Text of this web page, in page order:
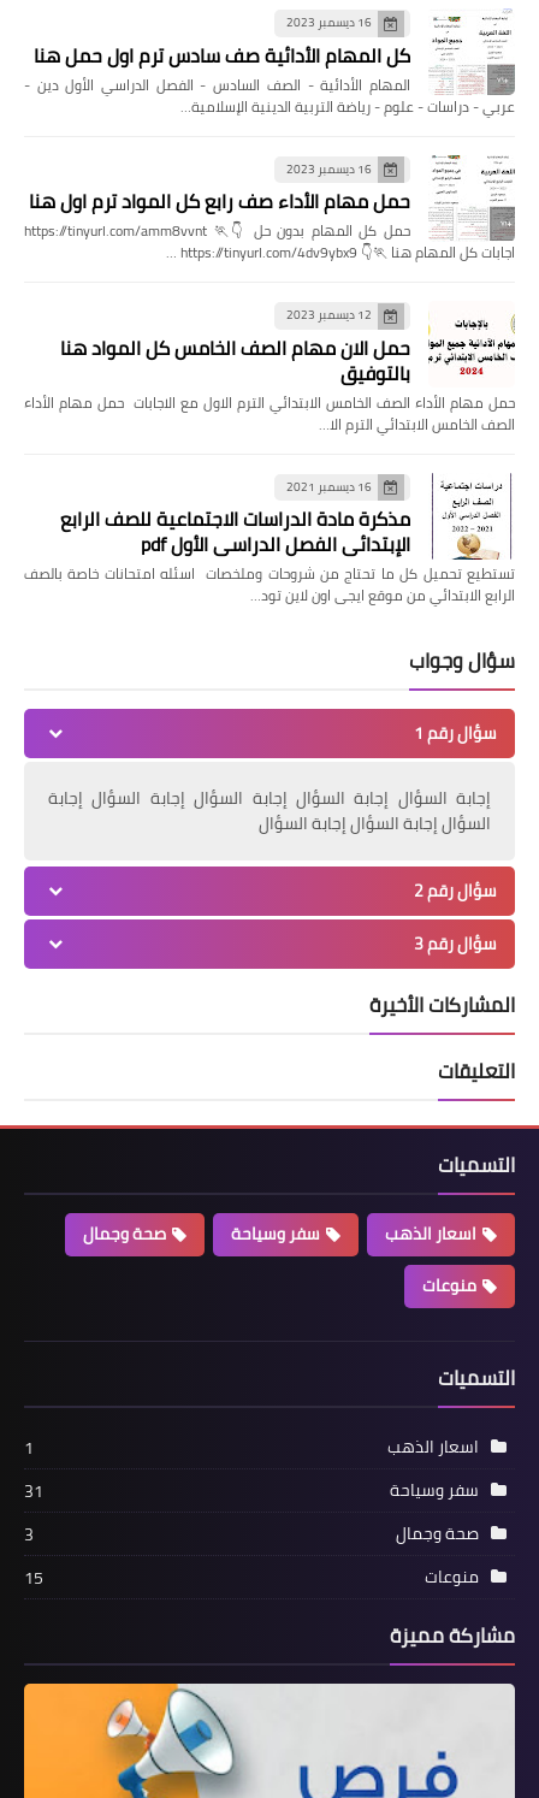
16 ديسمبر 2023
كل المهام الأدائية صف سادس ترم اول حمل هنا
المهام الأدائية - الصف السادس - الفصل الدراسي الأول دين -
عربي - دراسات - علوم - رياضة التربية الدينية الإسلامية…
16 ديسمبر 2023
حمل مهام الأداء صف رابع كل المواد ترم اول هنا
حمل كل المهام بدون حل 👇🏃 https://tinyurl.com/amm8vvnt
اجابات كل المهام هنا 🏃👇 https://tinyurl.com/4dv9ybx9 …
12 ديسمبر 2023
حمل الان مهام الصف الخامس كل المواد هنا
بالتوفيق
حمل مهام الأداء الصف الخامس الابتدائي الترم الاول مع الاجابات حمل مهام الأداء
الصف الخامس الابتدائي الترم الا…
16 ديسمبر 2021
مذكرة مادة الدراسات الاجتماعية للصف الرابع
الإبتدائي الفصل الدراسي الأول pdf
تستطيع تحميل كل ما تحتاج من شروحات وملخصات اسئله امتحانات خاصة بالصف
الرابع الابتدائي من موقع ايجى اون لاين تود…
سؤال وجواب
سؤال رقم 1
إجابة السؤال إجابة السؤال إجابة السؤال إجابة السؤال إجابة
السؤال إجابة السؤال إجابة السؤال
سؤال رقم 2
سؤال رقم 3
المشاركات الأخيرة
التعليقات
التسميات
اسعار الذهب سفر وسياحة
صحة وجمال
منوعات
التسميات
اسعار الذهب
1
سفر وسياحة
31
صحة وجمال
3
منوعات
15
مشاركة مميزة